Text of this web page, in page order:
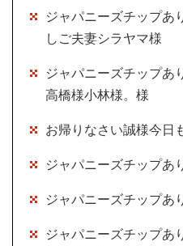
ジャパニーズチップあ
しご夫妻シラヤマ様
ジャパニーズチップあ
高橋様小林様。様
お帰りなさい誠様今日
ジャパニーズチップあ
ジャパニーズチップあ
ジャパニーズチップあ